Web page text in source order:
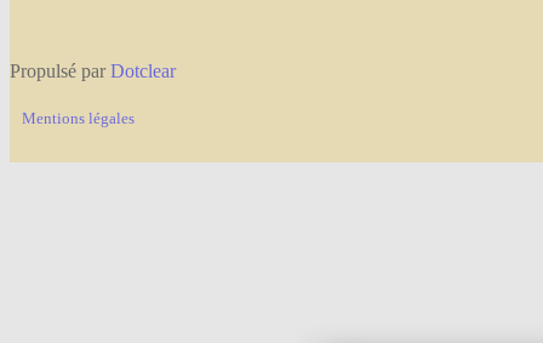
Propulsé parDotclear
Mentions légales